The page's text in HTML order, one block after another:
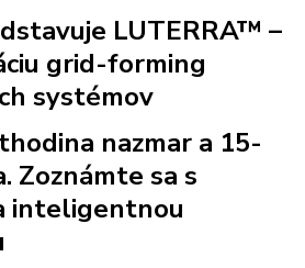
LUTERRA™ –
grid-forming
systémov
nazmar a 15-
Zoznámte sa s
inteligentnou